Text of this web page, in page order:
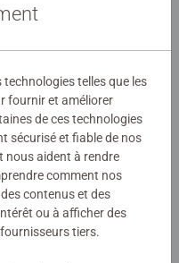
nos puzzles
d'assemblage
l'univers de Stitch. Les
15 petites figurines
amour en lien avec le
de plaisir du
premium, avec
fabricant
telles que les
fournir et améliorer
de ces technologies
sécurisé et fiable de nos
nous aident à rendre
comment nos
contenus et des
ou à afficher des
tiers.